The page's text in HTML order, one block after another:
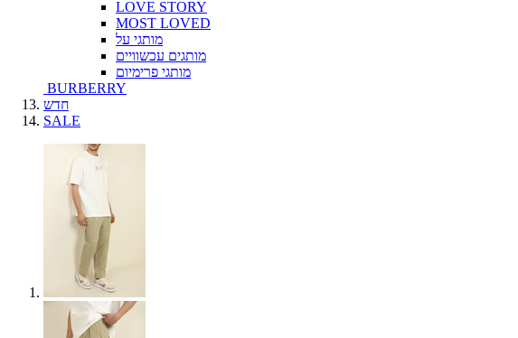
LOVE STORY
MOST LOVED
מותגי על
מותגים עכשוויים
מותגי פרימיום
BURBERRY
חדש
SALE